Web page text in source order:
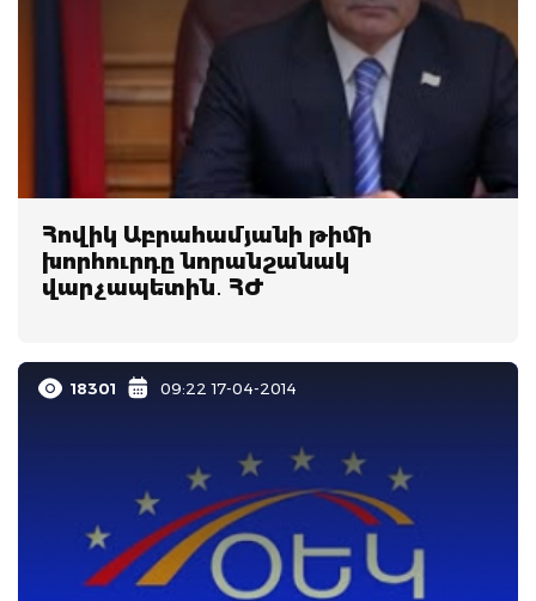
Հովիկ Աբրահամյանի թիմի
խորհուրդը նորանշանակ
վարչապետին․ ՀԺ
18301 09:22 17-04-2014